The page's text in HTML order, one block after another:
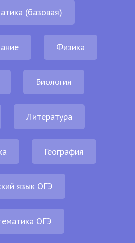
(базовая)
Физика
Биология
Литература
География
язык ОГЭ
ОГЭ